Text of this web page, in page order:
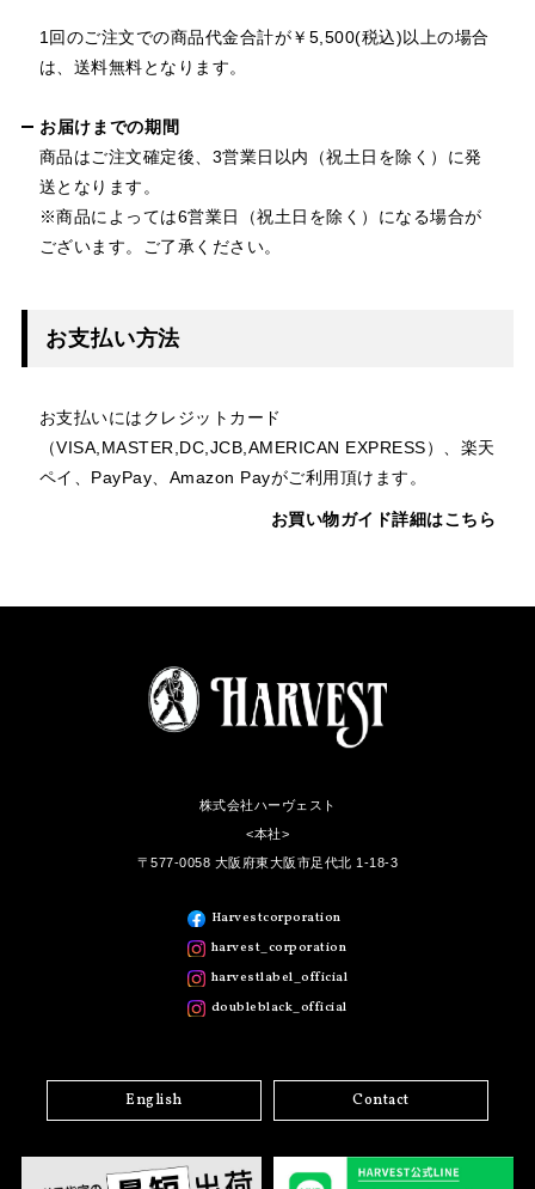
1回のご注文での商品代金合計が￥5,500(税込)以上の場合
は、送料無料となります。
お届けまでの期間
商品はご注文確定後、3営業日以内（祝土日を除く）に発
送となります。
※商品によっては6営業日（祝土日を除く）になる場合が
ございます。ご了承ください。
お支払い方法
お支払いにはクレジットカード
（VISA,MASTER,DC,JCB,AMERICAN EXPRESS）、楽天
ペイ、PayPay、Amazon Payがご利用頂けます。
お買い物ガイド詳細はこちら
株式会社ハーヴェスト
<本社>
〒577-0058 大阪府東大阪市足代北 1-18-3
Harvestcorporation
harvest_corporation
harvestlabel_official
doubleblack_official
English Contact